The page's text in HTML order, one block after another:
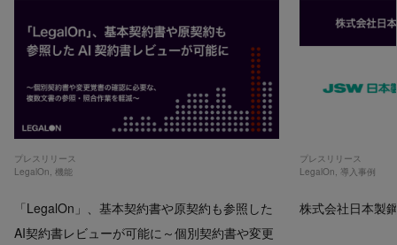
プレスリリース
LegalOn ,機能
「LegalOn」、基本契約書や原契約も参照した
AI契約書レビューが可能に～個別契約書や変更
プレスリリース
LegalOn 導入事例
株式会社日本製